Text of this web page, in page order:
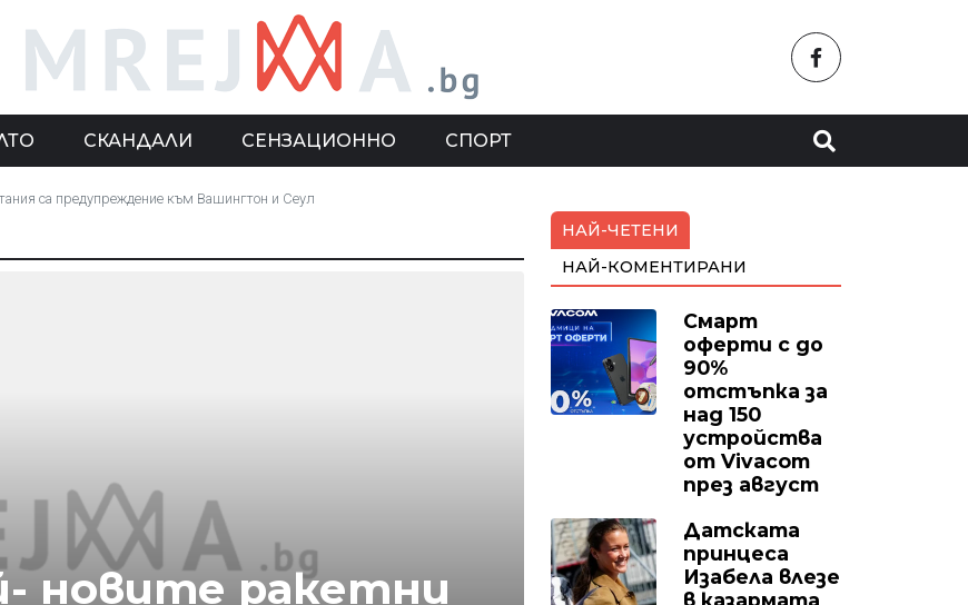
СКАНДАЛИ СЕНЗАЦИОННО СПОРТ
са предупреждение към Вашингтон и Сеул
новите ракетни
НАЙ-ЧЕТЕНИ
НАЙ-КОМЕНТИРАНИ
Смарт
оферти с до
90%
отстъпка за
над 150
устройства
от Vivacom
през август
Датската
принцеса
Изабела влезе
в казармата